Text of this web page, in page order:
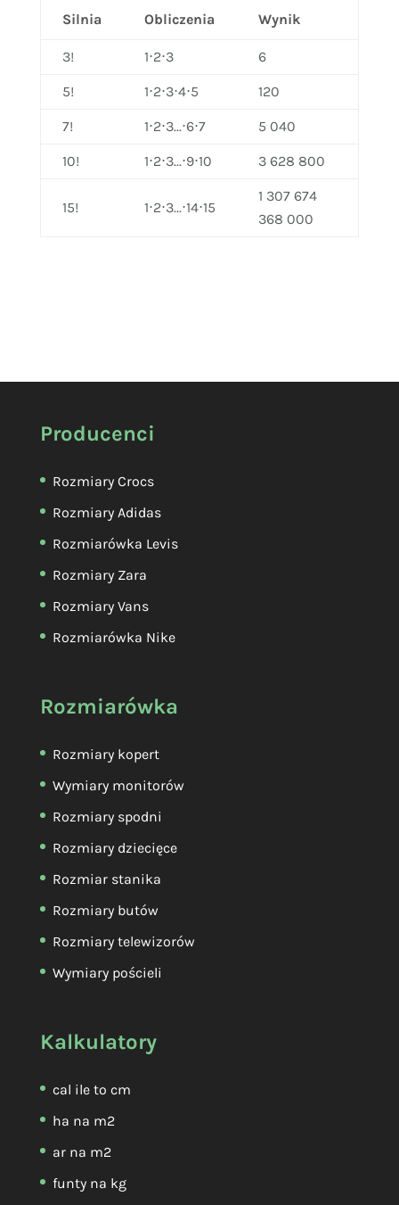
Silnia Obliczenia Wynik
3! 1⋅2⋅3 6
5! 1⋅2⋅3⋅4⋅5 120
7! 1⋅2⋅3...⋅6⋅7 5 040
10! 1⋅2⋅3...⋅9⋅10 3 628 800
15! 1⋅2⋅3...⋅14⋅15
1 307 674
368 000
Producenci
Rozmiary Crocs
Rozmiary Adidas
Rozmiarówka Levis
Rozmiary Zara
Rozmiary Vans
Rozmiarówka Nike
Rozmiarówka
Rozmiary kopert
Wymiary monitorów
Rozmiary spodni
Rozmiary dziecięce
Rozmiar stanika
Rozmiary butów
Rozmiary telewizorów
Wymiary pościeli
Kalkulatory
cal ile to cm
ha na m2
ar na m2
funty na kg